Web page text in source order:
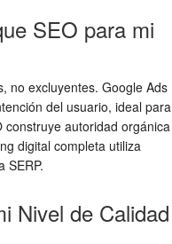
SEO para mi
no excluyentes. Google Ads
del usuario, ideal para
construye autoridad orgánica
digital completa utiliza
SERP.
Nivel de Calidad